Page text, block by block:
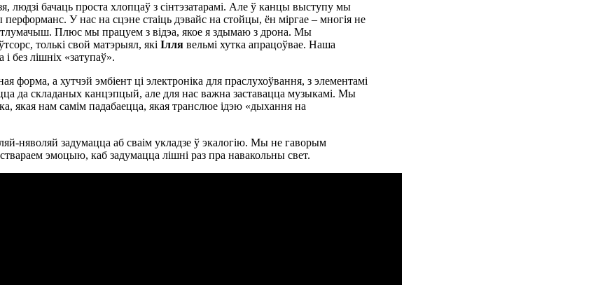
людзі бачаць проста хлопцаў з сінтэзатарамі. Але ў канцы выступу мы
перформанс. У нас на сцэне стаіць дэвайс на стойцы, ён міргае – многія не
Плюс мы працуем з відэа, якое я здымаю з дрона. Мы
толькі свой матэрыял, якіІлля вельмі хутка апрацоўвае. Наша
без лішніх «затупаў».
форма, а хутчэй эмбіент ці электроніка для праслухоўвання, з элементамі
да складаных канцэпцый, але для нас важна заставацца музыкамі. Мы
якая нам самім падабаецца, якая транслюе ідэю «дыхання на
няволяй задумацца аб сваім укладзе ў экалогію. Мы не гаворым
эмоцыю, каб задумацца лішні раз пра навакольны свет.